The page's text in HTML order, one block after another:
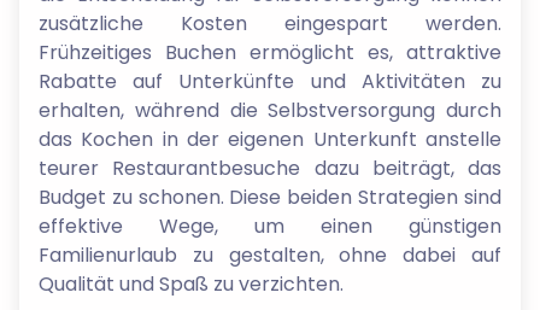
zusätzliche Kosten eingespart werden.
Frühzeitiges Buchen ermöglicht es, attraktive
Rabatte auf Unterkünfte und Aktivitäten zu
erhalten, während die Selbstversorgung durch
das Kochen in der eigenen Unterkunft anstelle
teurer Restaurantbesuche dazu beiträgt, das
Budget zu schonen. Diese beiden Strategien sind
effektive Wege, um einen günstigen
Familienurlaub zu gestalten, ohne dabei auf
Qualität und Spaß zu verzichten.